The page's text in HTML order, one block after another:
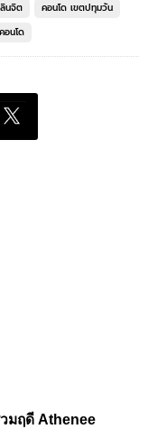
นจิต
คอนโด เขตปทุมวัน
อนโด
มฤดี Athenee